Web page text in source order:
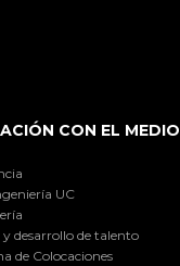
CON EL MEDIO
UC
desarrollo de talento
de Colocaciones